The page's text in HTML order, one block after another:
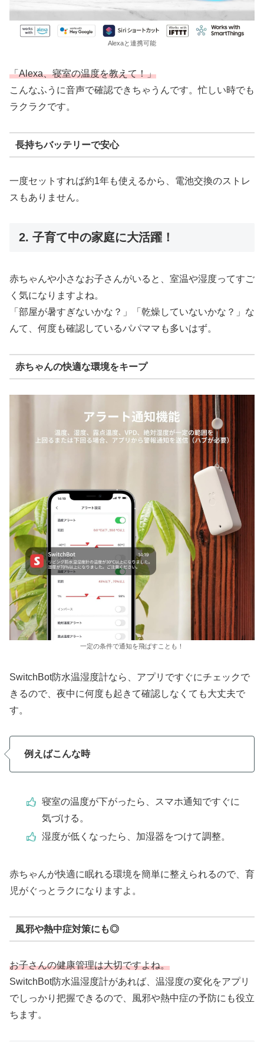
Alexaと連携可能
「Alexa、寝室の温度を教えて！」
こんなふうに音声で確認できちゃうんです。忙しい時でも
ラクラクです。
長持ちバッテリーで安心
一度セットすれば約1年も使えるから、電池交換のストレ
スもありません。
2. 子育て中の家庭に大活躍！
赤ちゃんや小さなお子さんがいると、室温や湿度ってすご
く気になりますよね。
「部屋が暑すぎないかな？」「乾燥していないかな？」な
んて、何度も確認しているパパママも多いはず。
赤ちゃんの快適な環境をキープ
一定の条件で通知を飛ばすことも！
SwitchBot防水温湿度計なら、アプリですぐにチェックで
きるので、夜中に何度も起きて確認しなくても大丈夫で
す。
例えばこんな時
寝室の温度が下がったら、スマホ通知ですぐに
気づける。
湿度が低くなったら、加湿器をつけて調整。
赤ちゃんが快適に眠れる環境を簡単に整えられるので、育
児がぐっとラクになりますよ。
風邪や熱中症対策にも◎
お子さんの健康管理は大切ですよね。
SwitchBot防水温湿度計があれば、温湿度の変化をアプリ
でしっかり把握できるので、風邪や熱中症の予防にも役立
ちます。